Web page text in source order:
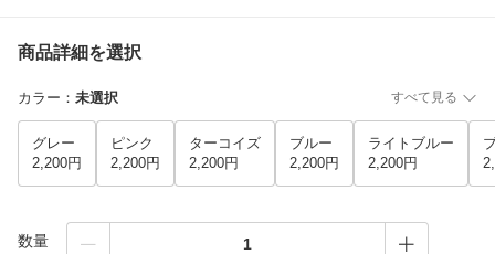
商品詳細を選択
カラー ： 未選択 すべて見る
グレー
2,200円
ピンク
2,200円
ターコイズ
2,200円
ブルー
2,200円
ライトブルー
2,200円
数量